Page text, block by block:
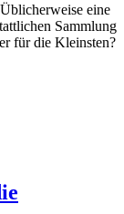
eine
Sammlung
für die Kleinsten?